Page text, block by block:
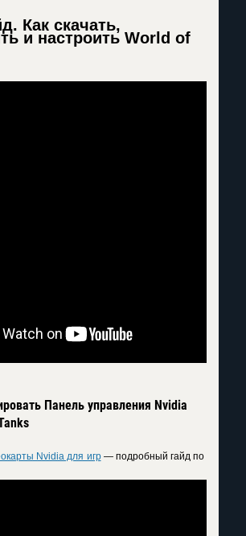
Как скачать,
и настроить World of
Панель управления Nvidia
Nvidia для игр— подробный гайд по